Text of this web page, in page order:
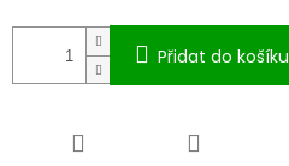
Přidat do košíku